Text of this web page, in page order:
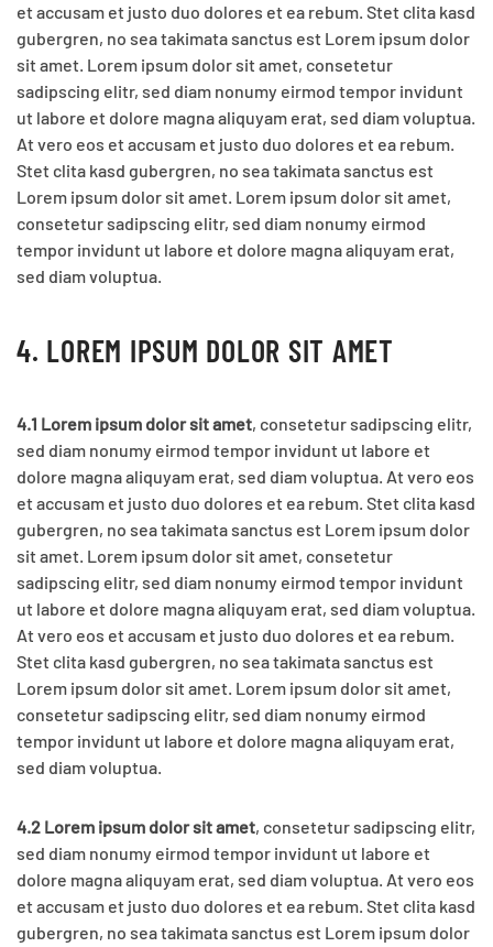
et accusam et justo duo dolores et ea rebum. Stet clita kasd
gubergren, no sea takimata sanctus est Lorem ipsum dolor
sit amet. Lorem ipsum dolor sit amet, consetetur
sadipscing elitr, sed diam nonumy eirmod tempor invidunt
ut labore et dolore magna aliquyam erat, sed diam voluptua.
At vero eos et accusam et justo duo dolores et ea rebum.
Stet clita kasd gubergren, no sea takimata sanctus est
Lorem ipsum dolor sit amet. Lorem ipsum dolor sit amet,
consetetur sadipscing elitr, sed diam nonumy eirmod
tempor invidunt ut labore et dolore magna aliquyam erat,
sed diam voluptua.
4. LOREM IPSUM DOLOR SIT AMET
4.1 Lorem ipsum dolor sit amet, consetetur sadipscing elitr,
sed diam nonumy eirmod tempor invidunt ut labore et
dolore magna aliquyam erat, sed diam voluptua. At vero eos
et accusam et justo duo dolores et ea rebum. Stet clita kasd
gubergren, no sea takimata sanctus est Lorem ipsum dolor
sit amet. Lorem ipsum dolor sit amet, consetetur
sadipscing elitr, sed diam nonumy eirmod tempor invidunt
ut labore et dolore magna aliquyam erat, sed diam voluptua.
At vero eos et accusam et justo duo dolores et ea rebum.
Stet clita kasd gubergren, no sea takimata sanctus est
Lorem ipsum dolor sit amet. Lorem ipsum dolor sit amet,
consetetur sadipscing elitr, sed diam nonumy eirmod
tempor invidunt ut labore et dolore magna aliquyam erat,
sed diam voluptua.
4.2 Lorem ipsum dolor sit amet, consetetur sadipscing elitr,
sed diam nonumy eirmod tempor invidunt ut labore et
dolore magna aliquyam erat, sed diam voluptua. At vero eos
et accusam et justo duo dolores et ea rebum. Stet clita kasd
gubergren, no sea takimata sanctus est Lorem ipsum dolor